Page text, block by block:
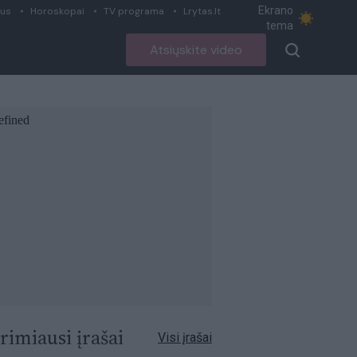
Horoskopai TV programa Lrytas.lt
Ekrano
tema
Atsiųskite video
įrašai Visi įrašai